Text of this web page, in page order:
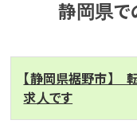
静岡県
【静岡県裾野市】
求人です